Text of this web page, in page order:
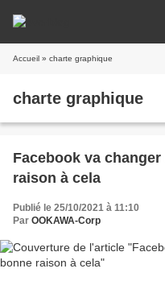
Accueil » charte graphique
charte graphique
Facebook va
raison à cela
Publié le 25/10/2021 à 11:10
Par OOKAWA-Corp